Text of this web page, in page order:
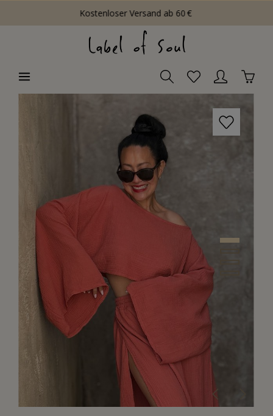
Kostenloser Versand ab 60 €